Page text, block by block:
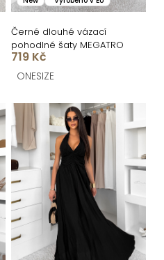
Černé dlouhé vázací
pohodlné šaty MEGATRO
719 Kč
ONESIZE